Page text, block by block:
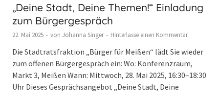
„Deine Stadt, Deine Themen!“ Einladung
zum Bürgergespräch
22. Mai 2025 - von Johanna Singer - Hinterlasse einen Kommentar
Die Stadtratsfraktion „Bürger für Meißen“ lädt Sie wieder
zum offenen Bürgergespräch ein: Wo: Konferenzraum,
Markt 3, Meißen Wann: Mittwoch, 28. Mai 2025, 16:30–18:30
Uhr Dieses Gesprächsangebot „Deine Stadt, Deine